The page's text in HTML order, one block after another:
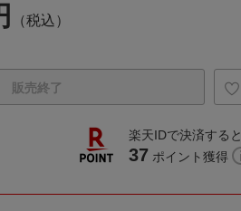
（税込）
販売終了
楽天IDで決済すると
37 ポイント獲得